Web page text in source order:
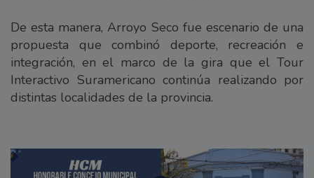
De esta manera, Arroyo Seco fue escenario de una
propuesta que combinó deporte, recreación e
integración, en el marco de la gira que el Tour
Interactivo Suramericano continúa realizando por
distintas localidades de la provincia.